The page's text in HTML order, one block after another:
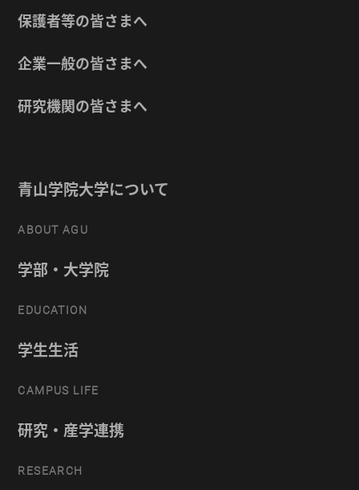
保護者等の皆さまへ
企業一般の皆さまへ
研究機関の皆さまへ
青山学院大学について
ABOUT AGU
学部・大学院
EDUCATION
学生生活
CAMPUS LIFE
研究・産学連携
RESEARCH